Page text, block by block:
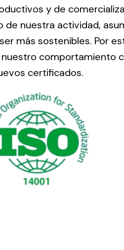
y de
de nuestra actividad,
más sostenibles. Por
comportamiento
certificados.